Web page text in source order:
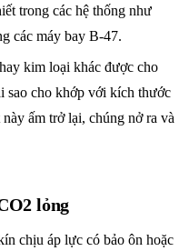
trong các hệ thống như
các máy bay B-47.
kim loại khác được cho
sao cho khớp với kích thước
ấm trở lại, chúng nở ra và
lỏng
chịu áp lực có bảo ôn hoặc